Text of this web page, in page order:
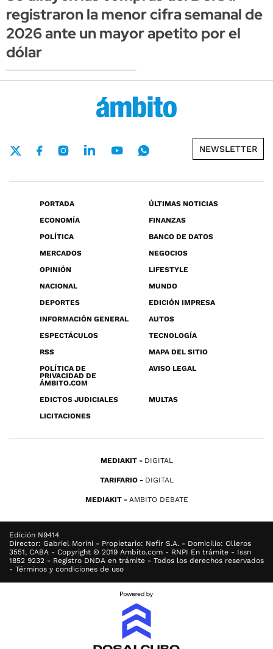
registraron la menor cifra semanal de
2026 ante un mayor apetito por el
dólar
NEWSLETTER
PORTADA
ÚLTIMAS NOTICIAS
ECONOMÍA
FINANZAS
POLÍTICA
BANCO DE DATOS
MERCADOS
NEGOCIOS
OPINIÓN
LIFESTYLE
NACIONAL
MUNDO
DEPORTES
EDICIÓN IMPRESA
INFORMACIÓN GENERAL
AUTOS
ESPECTÁCULOS
TECNOLOGÍA
RSS
MAPA DEL SITIO
POLÍTICA DE
PRIVACIDAD DE
ÁMBITO.COM
AVISO LEGAL
EDICTOS JUDICIALES
MULTAS
LICITACIONES
MEDIAKIT DIGITAL
TARIFARIO DIGITAL
MEDIAKIT AMBITO DEBATE
Edición N9414
Director: Gabriel Morini - Propietario: Nefir S.A. - Domicilio: Olleros
3551, CABA - Copyright © 2019 Ambito.com - RNPI En trámite - Issn
1852 9232 - Registro DNDA en trámite - Todos los derechos reservados
- Términos y condiciones de uso